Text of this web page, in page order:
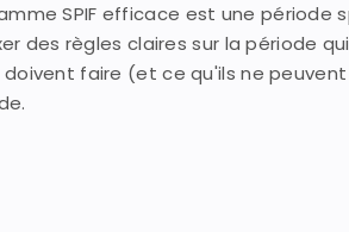
SPIF efficace est une période
des règles claires sur la période
faire (et ce qu'ils ne